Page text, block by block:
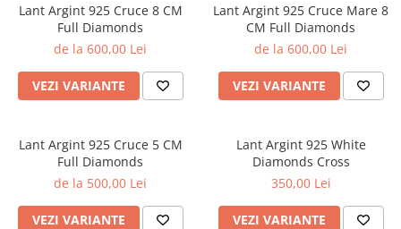
Lant Argint 925 Cruce 8 CM
Full Diamonds
de la 600,00 Lei
VEZI VARIANTE
Lant Argint 925 Cruce Mare 8
CM Full Diamonds
de la 600,00 Lei
VEZI VARIANTE
Lant Argint 925 Cruce 5 CM
Full Diamonds
de la 500,00 Lei
VEZI VARIANTE
Lant Argint 925 White
Diamonds Cross
350,00 Lei
VEZI VARIANTE